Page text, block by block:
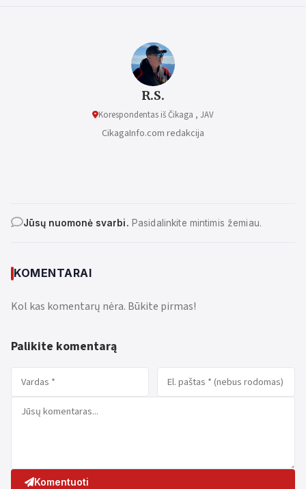
R.S.
Korespondentas iš Čikaga , JAV
CikagaInfo.com redakcija
Jūsų nuomonė svarbi. Pasidalinkite mintimis žemiau.
KOMENTARAI
Kol kas komentarų nėra. Būkite pirmas!
Palikite komentarą
Komentuoti